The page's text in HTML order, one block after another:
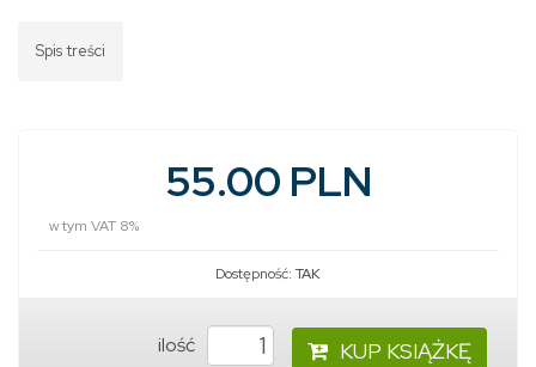
Spis treści
55.00 PLN
w tym VAT 8%
Dostępność: TAK
ilość KUP KSIĄŻKĘ